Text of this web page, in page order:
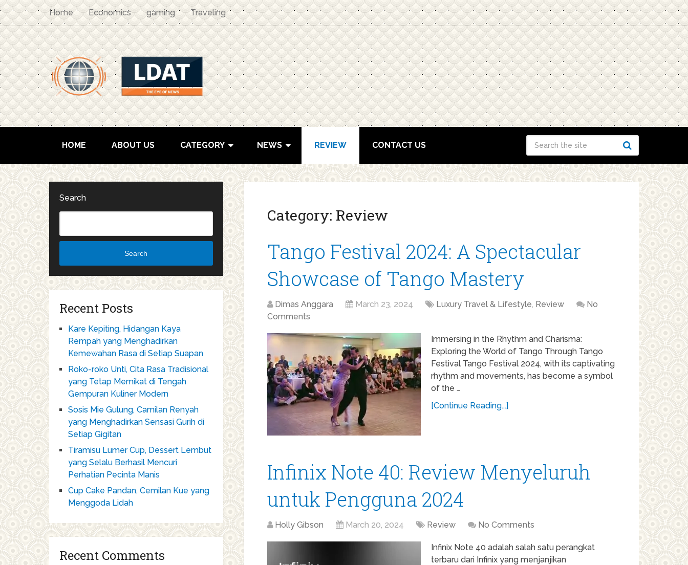
Home Economics gaming Traveling
HOME ABOUT US CATEGORY NEWS REVIEW CONTACT US
Category: Review
Tango Festival 2024: A Spectacular
Showcase of Tango Mastery
Dimas Anggara March 23, 2024 Luxury Travel & Lifestyle, Review
No
Comments
Immersing in the Rhythm and Charisma:
Exploring the World of Tango Through Tango
Festival Tango Festival 2024, with its captivating
rhythm and movements, has become a symbol
of the …
[Continue Reading...]
Infinix Note 40: Review Menyeluruh
untuk Pengguna 2024
Holly Gibson March 20, 2024 Review No Comments
Infinix Note 40 adalah salah satu perangkat
terbaru dari Infinix yang menjanjikan
Search
Search
Recent Posts
Kare Kepiting, Hidangan Kaya
Rempah yang Menghadirkan
Kemewahan Rasa di Setiap Suapan
Roko-roko Unti, Cita Rasa Tradisional
yang Tetap Memikat di Tengah
Gempuran Kuliner Modern
Sosis Mie Gulung, Camilan Renyah
yang Menghadirkan Sensasi Gurih di
Setiap Gigitan
Tiramisu Lumer Cup, Dessert Lembut
yang Selalu Berhasil Mencuri
Perhatian Pecinta Manis
Cup Cake Pandan, Cemilan Kue yang
Menggoda Lidah
Recent Comments